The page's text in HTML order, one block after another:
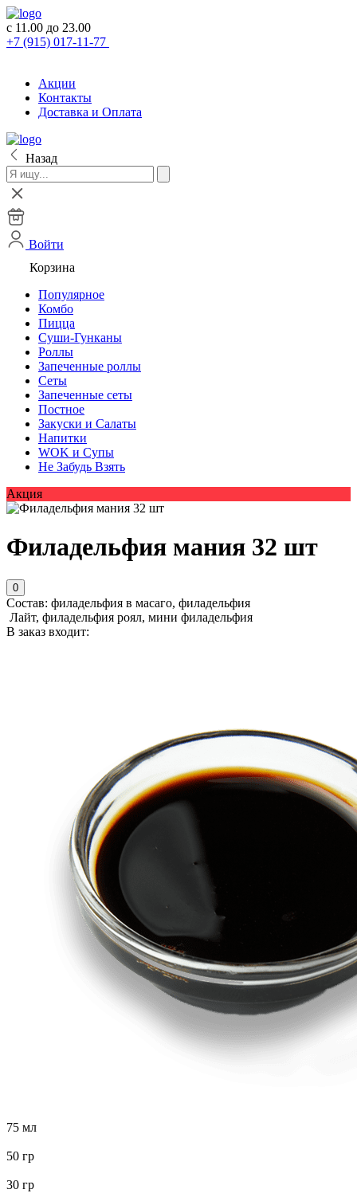
с 11.00 до 23.00
+7 (915) 017-11-77
Акции
Контакты
Доставка и Оплата
Назад
Войти
Корзина
Популярное
Комбо
Пицца
Суши-Гунканы
Роллы
Запеченные роллы
Сеты
Запеченные сеты
Постное
Закуски и Салаты
Напитки
WOK и Супы
Не Забудь Взять
Акция
Филадельфия мания 32 шт
0
Состав: филадельфия в масаго, филадельфия
Лайт, филадельфия роял, мини филадельфия
В заказ входит:
75 мл
50 гр
30 гр